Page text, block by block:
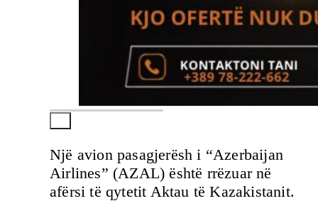
Një avion pasagjerësh i “Azerbaijan
Airlines” (AZAL) është rrëzuar në
afërsi të qytetit Aktau të Kazakistanit.